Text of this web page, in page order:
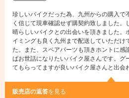
珍しいバイクだった為、九州からの購入で
く信じて現車確認せず購契約致しました
晴らしいバイクとの出会いを頂きました。
イミングも良く九州まで配送していただけ
た。また、スペアパーツも頂きホントに感
ばお世話になりたいバイク屋さんです。グ
てもらってますが良いバイク屋さんと出会
販売店の返答を見る